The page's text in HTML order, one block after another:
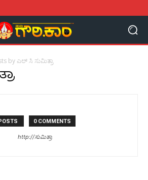
by ಎಲ್ ಸಿ ಸುಮಿತ್ರಾ
0 COMMENTS
http://ಸುಮಿತ್ರಾ